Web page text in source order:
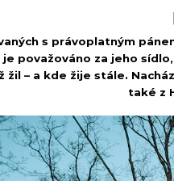
s právoplatným
je považováno za jeho
žil – a kde žije stále.
také z